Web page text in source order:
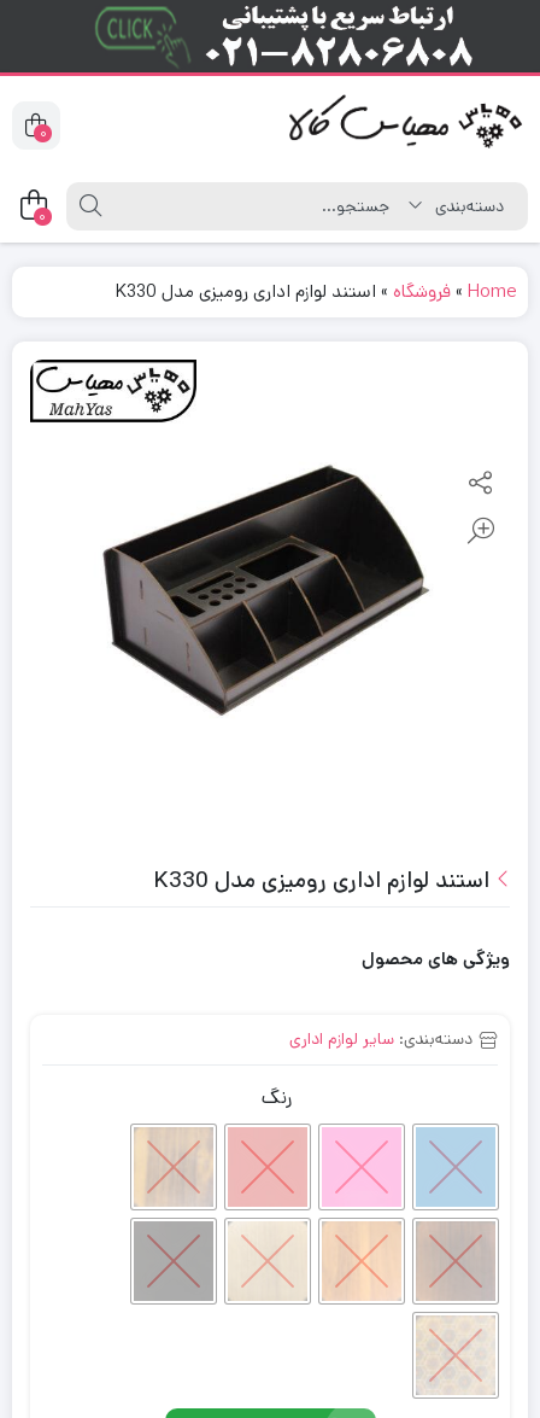
0
0
Home
»فروشگاه » استند لوازم اداری رومیزی مدل K330
استند لوازم اداری رومیزی مدل K330
ویژگی های محصول
دسته‌بندی: سایر لوازم اداری
رنگ